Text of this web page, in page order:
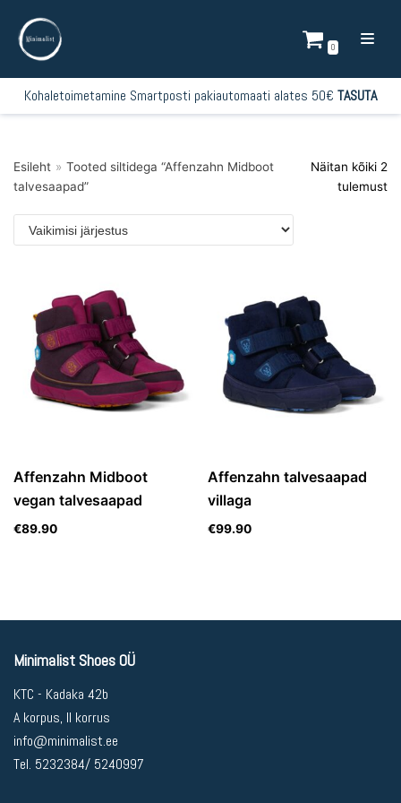
Mine
sisu
0
Kohaletoimetamine Smartposti pakiautomaati alates 50€ TASUTA
Esileht » Tooted siltidega “Affenzahn Midboot
talvesaapad”
Näitan kõiki 2
tulemust
Affenzahn Midboot
vegan talvesaapad
€89.90
Affenzahn talvesaapad
villaga
€99.90
Minimalist Shoes OÜ
KTC - Kadaka 42b
A korpus, II korrus
info@minimalist.ee
Tel. 5232384/ 5240997